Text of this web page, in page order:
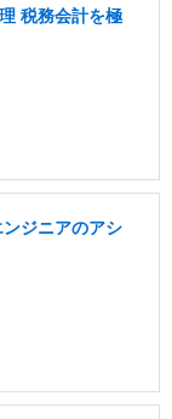
税務会計を極
ジニアのアシ